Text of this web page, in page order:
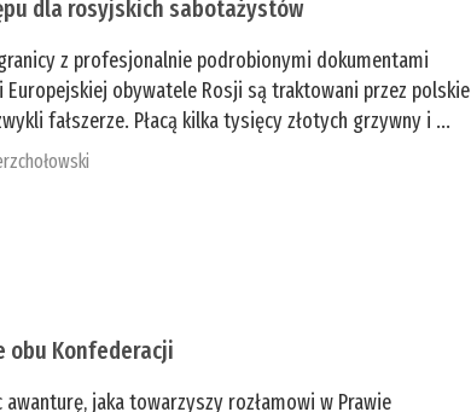
dla rosyjskich sabotażystów
z profesjonalnie podrobionymi dokumentami
Europejskiej obywatele Rosji są traktowani przez polskie
fałszerze. Płacą kilka tysięcy złotych grzywny i ...
obu Konfederacji
awanturę, jaka towarzyszy rozłamowi w Prawie